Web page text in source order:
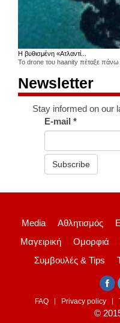
Η βυθισμένη «Ατλαντί...
Το drone του haanity πέταξε πάνω
Newsletter
Stay informed on our
E-mail*
Subscribe
Media Αθλητισμός
Μαγειρική
Ομορφιά
Συμβουλές & Tips
FAQ Privacy policy
©